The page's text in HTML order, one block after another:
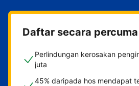
Daftar secara percuma
Perlindungan kerosakan
juta
45% daripada hos mendapat